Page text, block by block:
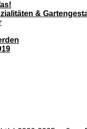
&